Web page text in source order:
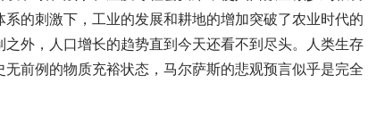
的刺激下，工业的发展和耕地的增加突破了农业时代的
外，人口增长的趋势直到今天还看不到尽头。人类生存
前例的物质充裕状态，马尔萨斯的悲观预言似乎是完全